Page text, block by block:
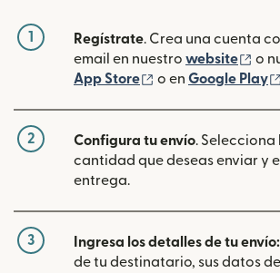
1 Regístrate. Crea una cuenta
email en nuestro website (se
o
App Store
(se abre en una
o en Google Play
2 Configura tu envío. Selecciona
cantidad que deseas enviar y
entrega.
3 Ingresa los detalles de tu envío:
de tu destinatario, sus datos